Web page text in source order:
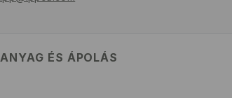
ANYAG ÉS ÁPOLÁS